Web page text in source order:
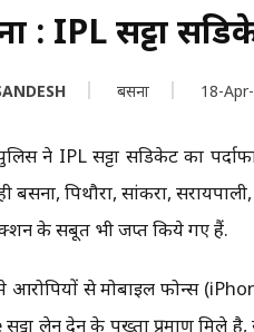
: IPL सट्टा
बसना 18-
ने IPL सट्टा सिंडिकेट का
बसना, पिथौरा, सांकरा,
के सबूत भी जप्त किये गए हैं.
आरोपियों से मोबाइल फोन्स
लेन देन के पुख्ता प्रमाण मिले